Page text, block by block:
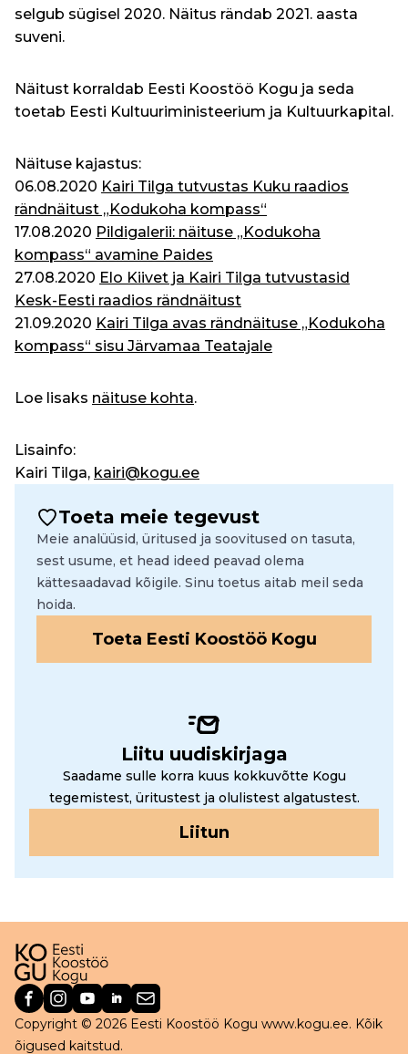
selgub sügisel 2020. Näitus rändab 2021. aasta
suveni.
Näitust korraldab Eesti Koostöö Kogu ja seda
toetab Eesti Kultuuriministeerium ja Kultuurkapital.
Näituse kajastus:
06.08.2020 Kairi Tilga tutvustas Kuku raadios
rändnäitust „Kodukoha kompass“
17.08.2020 Pildigalerii: näituse „Kodukoha
kompass“ avamine Paides
27.08.2020 Elo Kiivet ja Kairi Tilga tutvustasid
Kesk-Eesti raadios rändnäitust
21.09.2020 Kairi Tilga avas rändnäituse „Kodukoha
kompass“ sisu Järvamaa Teatajale
Loe lisaks näituse kohta.
Lisainfo:
Kairi Tilga, kairi@kogu.ee
Toeta meie tegevust
Meie analüüsid, üritused ja soovitused on tasuta,
sest usume, et head ideed peavad olema
kättesaadavad kõigile. Sinu toetus aitab meil seda
hoida.
Toeta Eesti Koostöö Kogu
Liitu uudiskirjaga
Saadame sulle korra kuus kokkuvõtte Kogu
tegemistest, üritustest ja olulistest algatustest.
Liitun
Copyright © 2026 Eesti Koostöö Kogu www.kogu.ee. Kõik
õigused kaitstud.